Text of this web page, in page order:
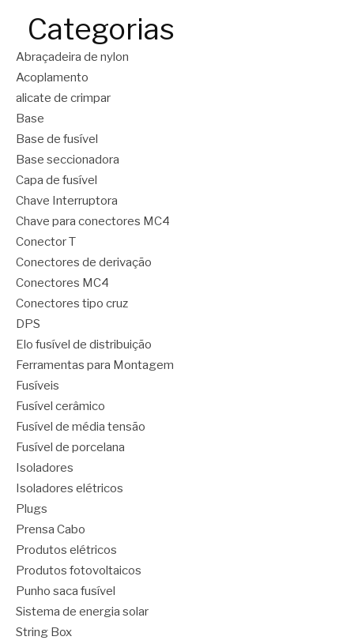
Categorias
Abraçadeira de nylon
Acoplamento
alicate de crimpar
Base
Base de fusível
Base seccionadora
Capa de fusível
Chave Interruptora
Chave para conectores MC4
Conector T
Conectores de derivação
Conectores MC4
Conectores tipo cruz
DPS
Elo fusível de distribuição
Ferramentas para Montagem
Fusíveis
Fusível cerâmico
Fusível de média tensão
Fusível de porcelana
Isoladores
Isoladores elétricos
Plugs
Prensa Cabo
Produtos elétricos
Produtos fotovoltaicos
Punho saca fusível
Sistema de energia solar
String Box